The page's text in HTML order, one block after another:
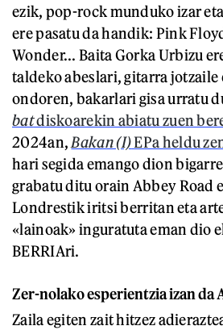
ezik, pop-rock munduko izar
ere pasatu da handik: Pink
Wonder... Baita Gorka Urbizu
taldeko abeslari, gitarra jotzaile
ondoren, bakarlari gisa urratu
batdiskoarekin abiatu zuen
2024an, Bakan (I)EPa heldu
hari segida emango dion
grabatu ditu orain Abbey Road
Londrestik iritsi berritan eta
«lainoak» inguratuta eman dio
BERRIAri.
Zer-nolako esperientzia izan da
Zaila egiten zait hitzez